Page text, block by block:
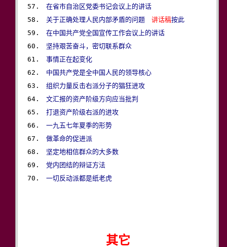
57. 在省市自治区党委书记会议上的讲话
58. 关于正确处理人民内部矛盾的问题 讲话稿按此
59. 在中国共产党全国宣传工作会议上的讲话
60. 坚持艰苦奋斗，密切联系群众
61. 事情正在起变化
62. 中国共产党是全中国人民的领导核心
63. 组织力量反击右派分子的猖狂进攻
64. 文汇报的资产阶级方向应当批判
65. 打退资产阶级右派的进攻
66. 一九五七年夏季的形势
67. 做革命的促进派
68. 坚定地相信群众的大多数
69. 党内团结的辩证方法
70. 一切反动派都是纸老虎
其它